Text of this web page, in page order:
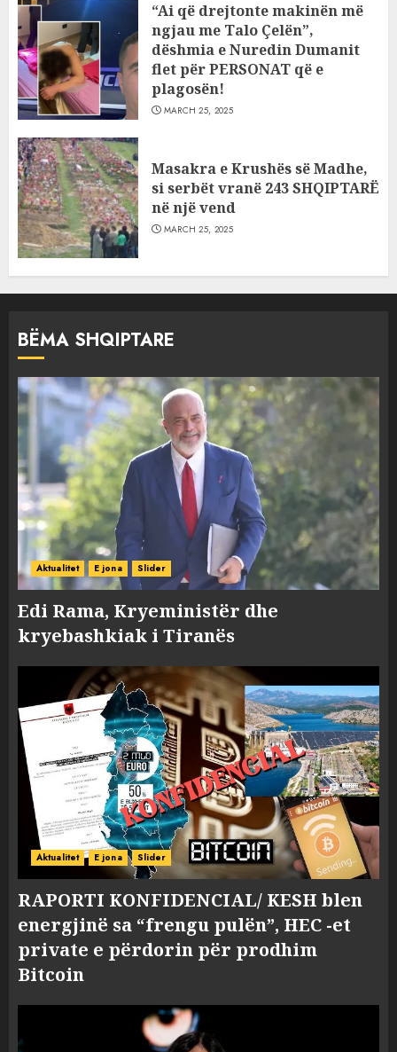
“Ai që drejtonte makinën më
ngjau me Talo Çelën”,
dëshmia e Nuredin Dumanit
flet për PERSONAT që e
plagosën!
MARCH 25, 2025
Masakra e Krushës së Madhe,
si serbët vranë 243 SHQIPTARË
në një vend
MARCH 25, 2025
BËMA SHQIPTARE
Aktualitet E jona Slider
Edi Rama, Kryeministër dhe
kryebashkiak i Tiranës
Aktualitet E jona Slider
RAPORTI KONFIDENCIAL/ KESH blen
energjinë sa “frengu pulën”, HEC -et
private e përdorin për prodhim
Bitcoin